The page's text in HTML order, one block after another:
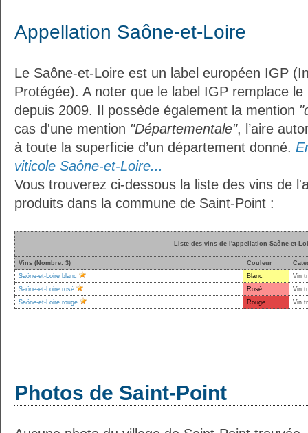
Appellation Saône-et-Loire
Le Saône-et-Loire est un label européen IGP
Protégée). A noter que le label IGP remplace
depuis 2009. Il possède également la mention
cas d'une mention "Départementale", l’aire
à toute la superficie d’un département donné.
viticole Saône-et-Loire...
Vous trouverez ci-dessous la liste des vins de
produits dans la commune de Saint-Point :
Liste des vins de l'appellation Saône-et-
Vins (Nombre: 3) Couleur
Saône-et-Loire blanc
Blanc
Vin
Saône-et-Loire rosé
Rosé
Vin
Saône-et-Loire rouge
Rouge Vin
Photos de Saint-Point